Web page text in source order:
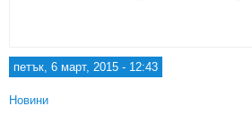
петък, 6 март, 2015 - 12:43
Новини